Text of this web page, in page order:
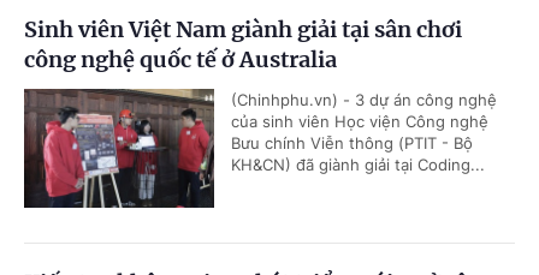
Sinh viên Việt Nam giành giải tại sân chơi
công nghệ quốc tế ở Australia
(Chinhphu.vn) - 3 dự án công nghệ
của sinh viên Học viện Công nghệ
Bưu chính Viễn thông (PTIT - Bộ
KH&CN) đã giành giải tại Coding...